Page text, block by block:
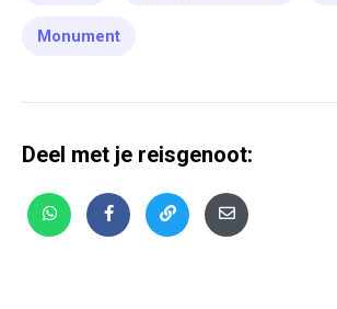
Monument
Deel met je reisgenoot: